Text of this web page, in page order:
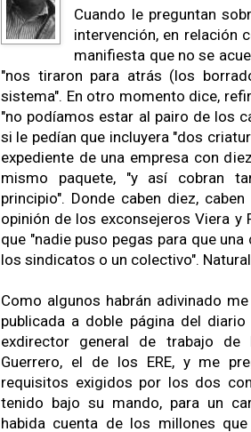
Cuando le preguntan
intervención, en relación
manifiesta que no se
"nos tiraron para atrás (los
sistema". En otro momento dice,
"no podíamos estar al pairo de los
si le pedían que incluyera "dos
expediente de una empresa con
mismo paquete, "y así cobran
principio". Donde caben diez,
opinión de los exconsejeros Viera y
que "nadie puso pegas para que
los sindicatos o un colectivo".
Como algunos habrán adivinado
publicada a doble página del
exdirector general de trabajo
Guerrero, el de los ERE, y me
requisitos exigidos por los dos
tenido bajo su mando, para un
habida cuenta de los millones